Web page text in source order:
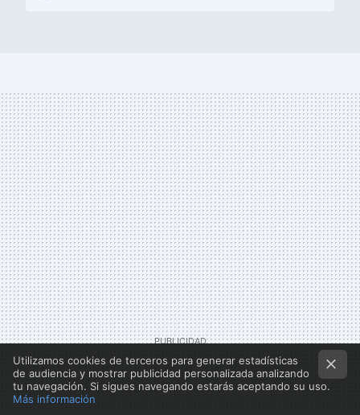
Utilizamos cookies de terceros para generar estadísticas
de audiencia y mostrar publicidad personalizada analizando
tu navegación. Si sigues navegando estarás aceptando su uso.
Más información